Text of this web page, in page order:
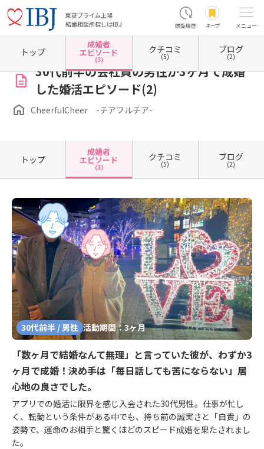
東証プライム上場
結婚相談所探しはIBJ
閲覧履歴 キープ メニュー
ホーム 大分県の結婚相談所 大分県大分市 CheerfulCheer -チアフルチア- 成婚者エ
30代前半の会社員の男性が3ヶ月で成婚
した婚活エピソード(2)
CheerfulCheer -チアフルチア-
トップ
成婚者
エピソード
(3)
クチコミ
(5)
ブログ
(2)
トップ
成婚者
エピソード
(3)
クチコミ
(5)
ブログ
(2)
30代前半 / 男性 活動期間：3ヶ月
「数ヶ月で結婚なんて無理」と言っていた彼が、わずか3
ヶ月で成婚！決め手は「毎日話しても苦にならない」居
心地の良さでした。
アプリでの婚活に限界を感じ入会された30代男性。仕事が忙し
く、転勤という条件がある中でも、持ち前の誠実さと「自責」の
姿勢で、運命のお相手と驚くほどのスピード成婚を果たされまし
た。